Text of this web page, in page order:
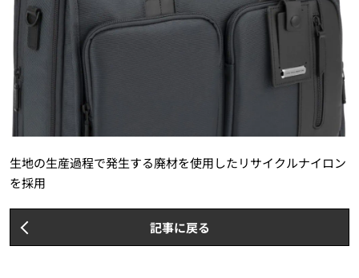
生地の生産過程で発生する廃材を使用したリサイクルナイロン
を採用
記事に戻る